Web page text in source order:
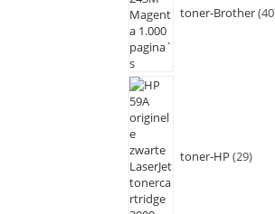
toner-Brother 40
toner-HP 29